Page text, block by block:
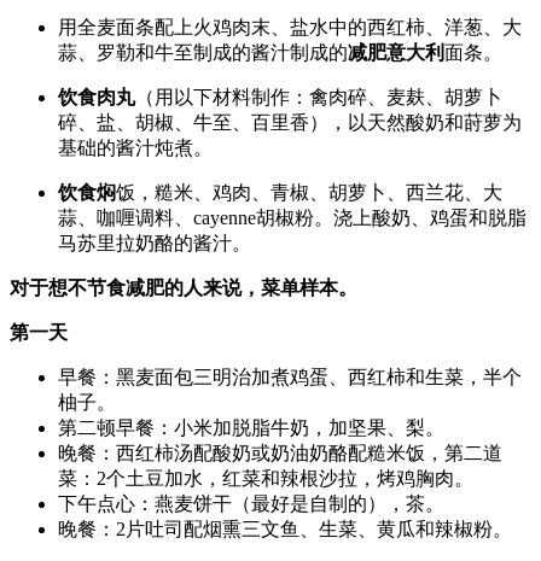
用全麦面条配上火鸡肉末、盐水中的西红柿、洋葱、大
蒜、罗勒和牛至制成的酱汁制成的减肥意大利面条。
饮食肉丸（用以下材料制作：禽肉碎、麦麸、胡萝卜
碎、盐、胡椒、牛至、百里香），以天然酸奶和莳萝为
基础的酱汁炖煮。
饮食焖饭，糙米、鸡肉、青椒、胡萝卜、西兰花、大
蒜、咖喱调料、cayenne胡椒粉。浇上酸奶、鸡蛋和脱脂
马苏里拉奶酪的酱汁。
对于想不节食减肥的人来说，菜单样本。
第一天
早餐：黑麦面包三明治加煮鸡蛋、西红柿和生菜，半个
柚子。
第二顿早餐：小米加脱脂牛奶，加坚果、梨。
晚餐：西红柿汤配酸奶或奶油奶酪配糙米饭，第二道
菜：2个土豆加水，红菜和辣根沙拉，烤鸡胸肉。
下午点心：燕麦饼干（最好是自制的），茶。
晚餐：2片吐司配烟熏三文鱼、生菜、黄瓜和辣椒粉。